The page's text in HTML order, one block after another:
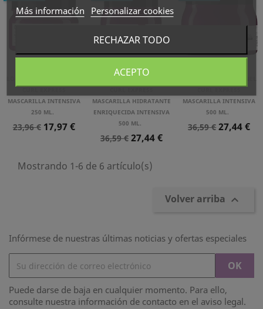
MASCARILLA INTENSIVA
250 ML.
Precio
23,96 € Precio
17,97 €
MASCARILLA HIDRATANTE
ENRIQUECIDA INTENSIVA
500 ML.
Precio
36,59 € Precio
27,44 €
MASCARILLA INTENSIVA
500 ML.
Precio
36,59 € Precio
27,44 €
Mostrando 1-6 de 6 artículo(s)
Volver arriba 
Infórmese de nuestras últimas noticias y ofertas especiales
Puede darse de baja en cualquier momento. Para ello,
consulte nuestra información de contacto en el aviso legal.
Más información Personalizar cookies
RECHAZAR TODO
ACEPTO